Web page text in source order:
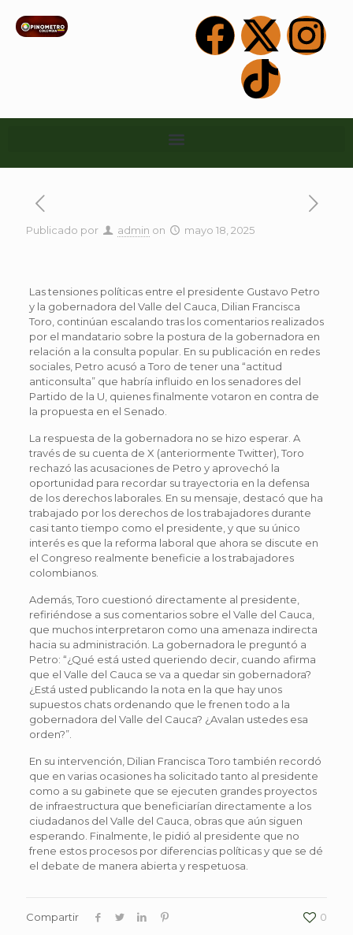
Publicado por admin on mayo 18, 2025
Las tensiones políticas entre el presidente Gustavo Petro
y la gobernadora del Valle del Cauca, Dilian Francisca
Toro, continúan escalando tras los comentarios realizados
por el mandatario sobre la postura de la gobernadora en
relación a la consulta popular. En su publicación en redes
sociales, Petro acusó a Toro de tener una “actitud
anticonsulta” que habría influido en los senadores del
Partido de la U, quienes finalmente votaron en contra de
la propuesta en el Senado.
La respuesta de la gobernadora no se hizo esperar. A
través de su cuenta de X (anteriormente Twitter), Toro
rechazó las acusaciones de Petro y aprovechó la
oportunidad para recordar su trayectoria en la defensa
de los derechos laborales. En su mensaje, destacó que ha
trabajado por los derechos de los trabajadores durante
casi tanto tiempo como el presidente, y que su único
interés es que la reforma laboral que ahora se discute en
el Congreso realmente beneficie a los trabajadores
colombianos.
Además, Toro cuestionó directamente al presidente,
refiriéndose a sus comentarios sobre el Valle del Cauca,
que muchos interpretaron como una amenaza indirecta
hacia su administración. La gobernadora le preguntó a
Petro: “¿Qué está usted queriendo decir, cuando afirma
que el Valle del Cauca se va a quedar sin gobernadora?
¿Está usted publicando la nota en la que hay unos
supuestos chats ordenando que le frenen todo a la
gobernadora del Valle del Cauca? ¿Avalan ustedes esa
orden?”.
En su intervención, Dilian Francisca Toro también recordó
que en varias ocasiones ha solicitado tanto al presidente
como a su gabinete que se ejecuten grandes proyectos
de infraestructura que beneficiarían directamente a los
ciudadanos del Valle del Cauca, obras que aún siguen
esperando. Finalmente, le pidió al presidente que no
frene estos procesos por diferencias políticas y que se dé
el debate de manera abierta y respetuosa.
Compartir 0